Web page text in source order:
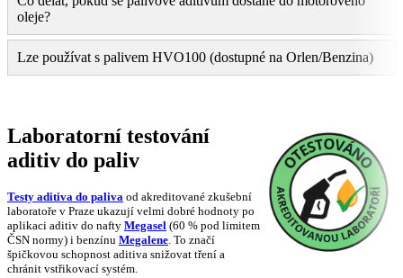
oleje?
Lze používat s palivem HVO100 (dostupné na Orlen/Benzina)
Laboratorní testování
aditiv do paliv
Testy aditiva do paliva od akreditované zkušební
laboratoře v Praze ukazují velmi dobré hodnoty po
aplikaci aditiv do nafty Megasel (60 % pod limitem
ČSN normy) i benzínu Megalene. To značí
špičkovou schopnost aditiva snižovat tření a
chránit vstřikovací systém.